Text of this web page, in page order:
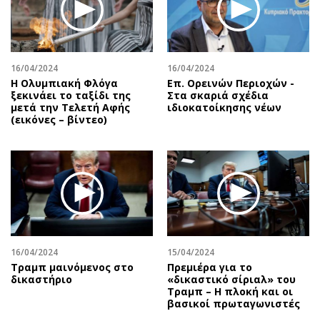
Επιχειρήσεις
Αγορές
Money Review
AstroBank Properties
Trends
Ενέργεια
Περιβάλλον
Ελλάδα
Κόσμος
Παράξενα
Πολιτισμός
Σινεμά
Θέατρο-Χορός
Γενικά
Αναδρομές
Πρόσωπα
Περιβάλλον
Good Life
Γυναίκα
Ταξίδια
Συνταγές
Έξοδος
Media
Εκπομπές
Wine routes
Podcasts
Uncut
16/04/2024
Η Ολυμπιακή Φλόγα
ξεκινάει το ταξίδι της
μετά την Τελετή Αφής
(εικόνες – βίντεο)
16/04/2024
Επ. Ορεινών Περιοχών -
Στα σκαριά σχέδια
ιδιοκατοίκησης νέων
16/04/2024
Τραμπ μαινόμενος στο
δικαστήριο
15/04/2024
Πρεμιέρα για το
«δικαστικό σίριαλ» του
Τραμπ – Η πλοκή και οι
βασικοί πρωταγωνιστές